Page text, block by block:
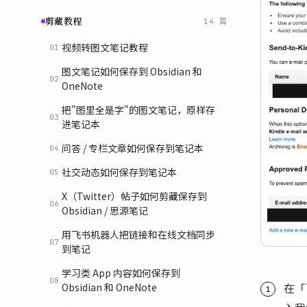
剪藏教程 14 篇
01 视频转图文笔记教程
02
图文笔记如何保存到 Obsidian 和
OneNote
03
把"图里全是字"的图文笔记，原样存
进笔记本
04 问答 / 专栏文章如何保存到笔记本
05 社交动态如何保存到笔记本
06
X（Twitter）帖子如何剪藏保存到
Obsidian / 思源笔记
07
用飞书机器人把链接和在线文档同步
到笔记
08
学习类 App 内容如何保存到
Obsidian 和 OneNote
在「